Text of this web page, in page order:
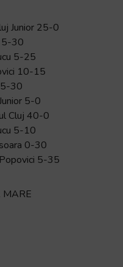
Junior 25-0
5-30
5-25
10-15
30
5-0
Cluj 40-0
5-10
0-30
5-35
MARE